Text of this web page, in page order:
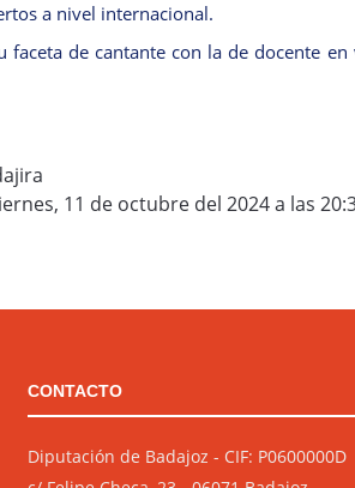
a nivel internacional.
faceta de cantante con la de docente
11 de octubre del 2024 a las
CONTACTO
Diputación de Badajoz - CIF: P0600000D